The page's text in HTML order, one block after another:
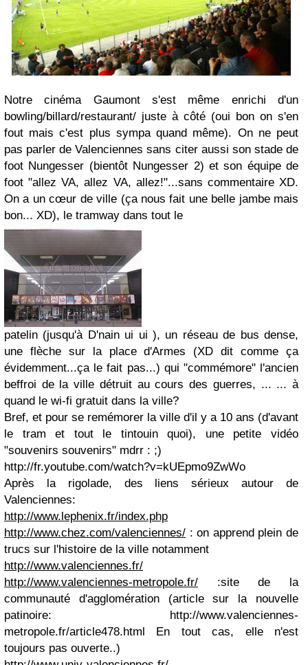
Notre cinéma Gaumont s'est même enrichi d'un
bowling/billard/restaurant/ juste à côté (oui bon on s'en
fout mais c'est plus sympa quand même). On ne peut
pas parler de Valenciennes sans citer aussi son stade de
foot Nungesser (bientôt Nungesser 2) et son équipe de
foot "allez VA, allez VA, allez!"...sans commentaire XD.
On a un cœur de ville (ça nous fait une belle jambe mais
bon... XD), le tramway dans tout le
patelin (jusqu'à D'nain ui ui ), un réseau de bus dense,
une flèche sur la place d'Armes (XD dit comme ça
évidemment...ça le fait pas...) qui "commémore" l'ancien
beffroi de la ville détruit au cours des guerres, ... ... à
quand le wi-fi gratuit dans la ville?
Bref, et pour se remémorer la ville d'il y a 10 ans (d'avant
le tram et tout le tintouin quoi), une petite vidéo
"souvenirs souvenirs" mdrr : ;)
http://fr.youtube.com/watch?v=kUEpmo9ZwWo
Après la rigolade, des liens sérieux autour de
Valenciennes:
http://www.lephenix.fr/index.php
http://www.chez.com/valenciennes/ : on apprend plein de
trucs sur l'histoire de la ville notamment
http://www.valenciennes.fr/
http://www.valenciennes-metropole.fr/ :site de la
communauté d'agglomération (article sur la nouvelle
patinoire: http://www.valenciennes-
metropole.fr/article478.html En tout cas, elle n'est
toujours pas ouverte..)